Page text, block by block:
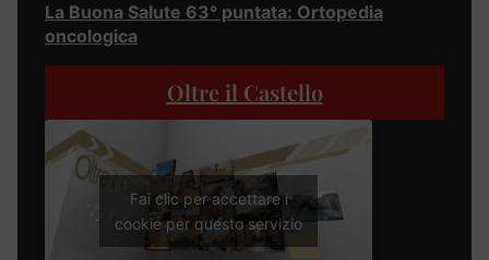
La Buona Salute 63° puntata: Ortopedia
oncologica
Oltre il Castello
Fai clic per accettare i
cookie per questo servizio